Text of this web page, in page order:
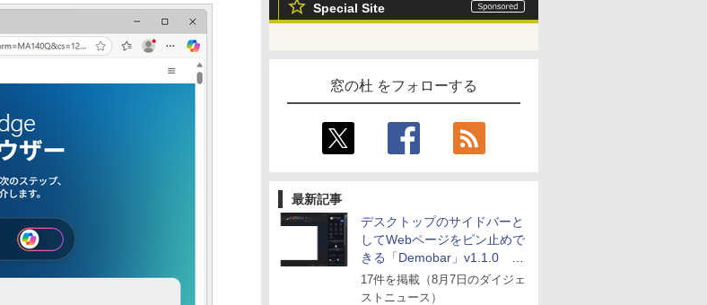
Special Site
窓の杜 をフォローする
最新記事
デスクトップのサイドバーと
してWebページをピン止めで
きる「Demobar」v1.1.0 ほ
か
17件を掲載（8月7日のダイジェ
ストニュース）